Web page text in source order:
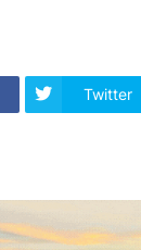
Twitter